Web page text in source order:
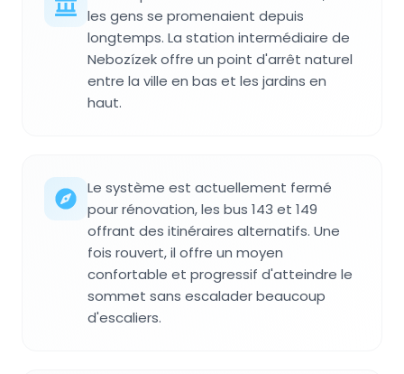
les gens se promenaient depuis
longtemps. La station intermédiaire de
Nebozízek offre un point d'arrêt naturel
entre la ville en bas et les jardins en
haut.
Le système est actuellement fermé
pour rénovation, les bus 143 et 149
offrant des itinéraires alternatifs. Une
fois rouvert, il offre un moyen
confortable et progressif d'atteindre le
sommet sans escalader beaucoup
d'escaliers.